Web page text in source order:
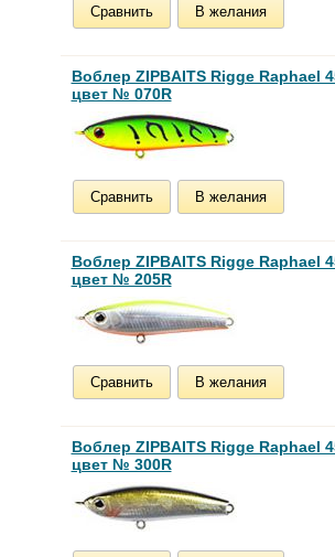
Сравнить В желания
Воблер ZIPBAITS Rigge Raphael
цвет № 070R
Сравнить В желания
Воблер ZIPBAITS Rigge Raphael
цвет № 205R
Сравнить В желания
Воблер ZIPBAITS Rigge Raphael
цвет № 300R